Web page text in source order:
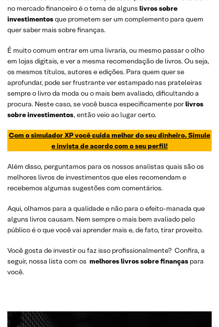
no mercado financeiro é o tema de alguns livros sobre
investimentosque prometem ser um complemento para quem
quer saber mais sobre finanças.
É muito comum entrar em uma livraria, ou mesmo passar o olho
em lojas digitais, e ver a mesma recomendação de livros. Ou seja,
os mesmos títulos, autores e edições. Para quem quer se
aprofundar, pode ser frustrante ver estampado nas prateleiras
sempre o livro da moda ou o mais bem avaliado, dificultando a
procura. Neste caso, se você busca especificamente porlivros
sobre investimentos, então veio ao lugar certo.
Com o simulador XP você cuida melhor do seu dinheiro. Simule
e invista de acordo com o seu perfil!
Além disso, perguntamos para os nossos analistas quais são os
melhores livros de investimentos que eles recomendam e
recebemos algumas sugestões com comentários.
Aqui, olhamos para a qualidade e não para o efeito-manada que
alguns livros causam. Nem sempre o mais bem avaliado pelo
público é o que você vai aprender mais e, de fato, tirar proveito.
Você gosta de investir ou faz isso profissionalmente? Confira, a
seguir, nossa lista com os melhores livros sobre finanças para
você.